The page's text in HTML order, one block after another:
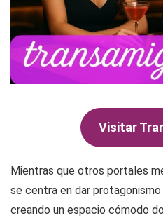
Visitar
Mientras que otros portales
se centra en dar
creando un espacio cómodo